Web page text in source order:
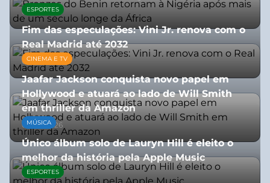
08/07/2026
ESPORTES
Fim das especulações: Vini Jr. renova com o
Real Madrid até 2032
06/08/2026
CINEMA E TV
Jaafar Jackson conquista novo papel em
Hollywood e atuará ao lado de Will Smith
em thriller da Amazon
06/08/2026
MÚSICA
Único álbum solo de Lauryn Hill é eleito o
melhor da história pela Apple Music
06/08/2026
ESPORTES